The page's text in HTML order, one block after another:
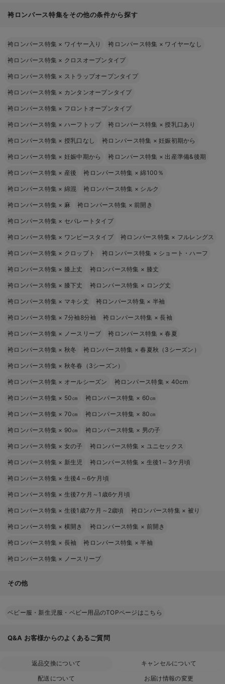
袴ロンパース特集をその他の条件から探す
袴ロンパース特集 × ワイヤー入り 袴ロンパース特集 × ワイヤーなし
袴ロンパース特集 × クロスオープンタイプ
袴ロンパース特集 × ストラップオープンタイプ
袴ロンパース特集 × カンタンオープンタイプ
袴ロンパース特集 × フロントオープンタイプ
袴ロンパース特集 × ハーフトップ 袴ロンパース特集 ×授乳口あり
袴ロンパース特集 × 授乳口なし 袴ロンパース特集 ×妊娠初期から
袴ロンパース特集 × 妊娠中期から 袴ロンパース特集 × 出産準備&後期
袴ロンパース特集 × 産後 袴ロンパース特集 ×綿100％
袴ロンパース特集 × 綿混 袴ロンパース特集 × シルク
袴ロンパース特集 × 麻 袴ロンパース特集 ×前開き
袴ロンパース特集 × セパレートタイプ
袴ロンパース特集 × ワンピースタイプ 袴ロンパース特集 × フルレングス
袴ロンパース特集 × クロップト 袴ロンパース特集 × ショート・ハーフ
袴ロンパース特集 × 膝上丈 袴ロンパース特集 × 膝丈
袴ロンパース特集 × 膝下丈 袴ロンパース特集 × ロング丈
袴ロンパース特集 × マキシ丈 袴ロンパース特集 × 半袖
袴ロンパース特集 × 7分袖8分袖 袴ロンパース特集 ×長袖
袴ロンパース特集 × ノースリーブ 袴ロンパース特集 ×春夏
袴ロンパース特集 × 秋冬 袴ロンパース特集 ×春夏秋（3シーズン）
袴ロンパース特集 × 秋冬春（3シーズン）
袴ロンパース特集 × オールシーズン 袴ロンパース特集 × 40cm
袴ロンパース特集 × 50㎝ 袴ロンパース特集 × 60㎝
袴ロンパース特集 × 70㎝ 袴ロンパース特集 × 80㎝
袴ロンパース特集 × 90㎝ 袴ロンパース特集 × 男の子
袴ロンパース特集 × 女の子 袴ロンパース特集 × ユニセックス
袴ロンパース特集 × 新生児 袴ロンパース特集 × 生後1～3ケ月頃
袴ロンパース特集 × 生後4～6ケ月頃
袴ロンパース特集 × 生後7ケ月～1歳6ケ月頃
袴ロンパース特集 × 生後1歳7ケ月～2歳頃 袴ロンパース特集 × 被り
袴ロンパース特集 × 横開き 袴ロンパース特集 × 前開き
袴ロンパース特集 × 長袖 袴ロンパース特集 ×半袖
袴ロンパース特集 × ノースリーブ
その他
ベビー服・新生児服・ベビー用品のTOPページはこちら
Q&A お客様からのよくあるご質問
返品交換について
キャンセルについて
配送について
お届け情報の変更